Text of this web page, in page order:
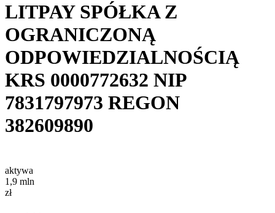
LITPAY SPÓŁKA Z
OGRANICZONĄ
ODPOWIEDZIALNOŚCIĄ
KRS 0000772632 NIP
7831797973 REGON
382609890
aktywa
1,9 mln
zł